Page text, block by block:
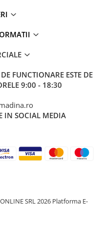
FUNCTIONARE ESTE DE
9:00 - 18:30
IN SOCIAL MEDIA
SRL 2026 Platforma E-